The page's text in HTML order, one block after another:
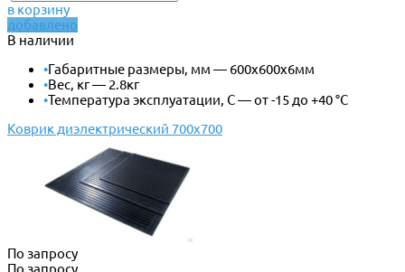
в корзину
добавлено
В наличии
•Габаритные размеры, мм — 600х600х6мм
•Вес, кг — 2.8кг
•Температура эксплуатации, С — от -15 до +40 °С
Коврик диэлектрический 700х700
По запросу
По запросу